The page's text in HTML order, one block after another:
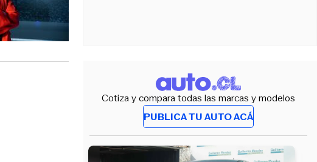
Cotiza y compara todas las marcas y modelos
PUBLICA TU AUTO ACÁ